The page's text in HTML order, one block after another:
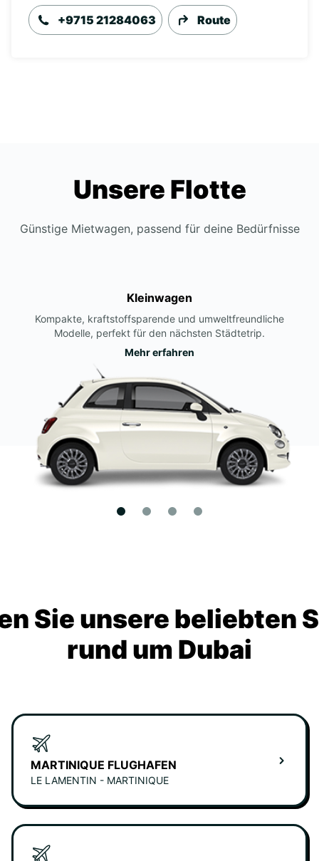
+9715 21284063 Route
Unsere Flotte
Günstige Mietwagen, passend für deine Bedürfnisse
Kleinwagen
Kompakte, kraftstoffsparende und umweltfreundliche
Modelle, perfekt für den nächsten Städtetrip.
Mehr erfahren
Sie unsere beliebten
rund um Dubai
MARTINIQUE FLUGHAFEN
LE LAMENTIN - MARTINIQUE